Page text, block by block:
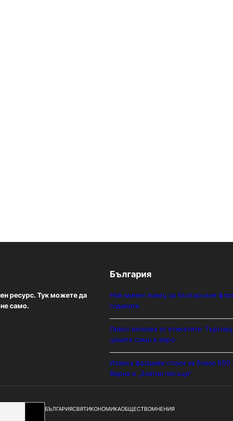
ресурс. Тук можете да
само.
България
Нов минен ловец за българския
годината
Левът изчезва от етикетите:
цените само в евро
Иззеха фалшиви стоки за близо
Варна и „Златни пясъци“
БЪЛГАРИЯСВЯТИКОНОМИКАОБЩЕСТВОМНЕНИЯ